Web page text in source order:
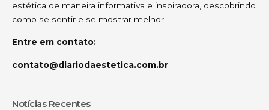
estética de maneira informativa e inspiradora, descobrindo
como se sentir e se mostrar melhor.
Entre em contato:
contato@diariodaestetica.com.br
Notícias Recentes